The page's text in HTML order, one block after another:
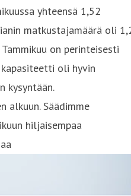
yhteensä 1,52
matkustajamäärä oli
on perinteisesti
oli hyvin
kysyntään.
alkuun. Säädimme
hiljaisempaa